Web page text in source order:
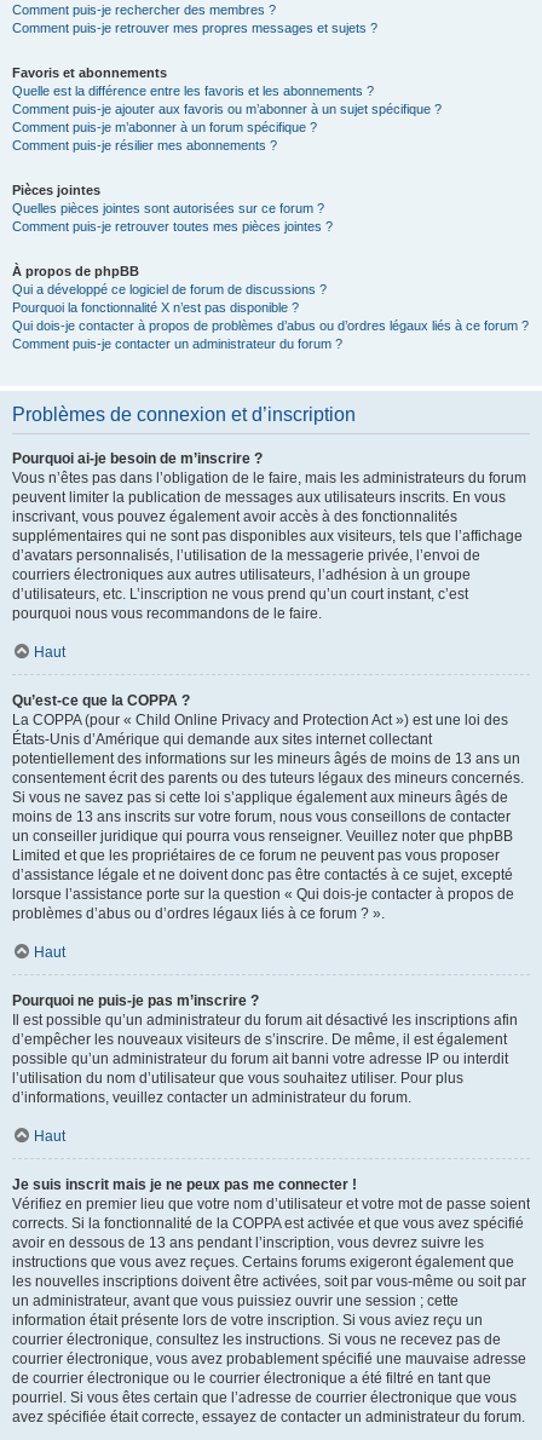
Comment puis-je rechercher des membres ?
Comment puis-je retrouver mes propres messages et sujets ?
Favoris et abonnements
Quelle est la différence entre les favoris et les abonnements ?
Comment puis-je ajouter aux favoris ou m’abonner à un sujet spécifique ?
Comment puis-je m’abonner à un forum spécifique ?
Comment puis-je résilier mes abonnements ?
Pièces jointes
Quelles pièces jointes sont autorisées sur ce forum ?
Comment puis-je retrouver toutes mes pièces jointes ?
À propos de phpBB
Qui a développé ce logiciel de forum de discussions ?
Pourquoi la fonctionnalité X n’est pas disponible ?
Qui dois-je contacter à propos de problèmes d’abus ou d’ordres légaux liés à ce forum ?
Comment puis-je contacter un administrateur du forum ?
Problèmes de connexion et d’inscription
Pourquoi ai-je besoin de m’inscrire ?
Vous n’êtes pas dans l’obligation de le faire, mais les administrateurs du forum
peuvent limiter la publication de messages aux utilisateurs inscrits. En vous
inscrivant, vous pouvez également avoir accès à des fonctionnalités
supplémentaires qui ne sont pas disponibles aux visiteurs, tels que l’affichage
d’avatars personnalisés, l’utilisation de la messagerie privée, l’envoi de
courriers électroniques aux autres utilisateurs, l’adhésion à un groupe
d’utilisateurs, etc. L’inscription ne vous prend qu’un court instant, c’est
pourquoi nous vous recommandons de le faire.
Haut
Qu’est-ce que la COPPA ?
La COPPA (pour « Child Online Privacy and Protection Act ») est une loi des
États-Unis d’Amérique qui demande aux sites internet collectant
potentiellement des informations sur les mineurs âgés de moins de 13 ans un
consentement écrit des parents ou des tuteurs légaux des mineurs concernés.
Si vous ne savez pas si cette loi s’applique également aux mineurs âgés de
moins de 13 ans inscrits sur votre forum, nous vous conseillons de contacter
un conseiller juridique qui pourra vous renseigner. Veuillez noter que phpBB
Limited et que les propriétaires de ce forum ne peuvent pas vous proposer
d’assistance légale et ne doivent donc pas être contactés à ce sujet, excepté
lorsque l’assistance porte sur la question « Qui dois-je contacter à propos de
problèmes d’abus ou d’ordres légaux liés à ce forum ? ».
Haut
Pourquoi ne puis-je pas m’inscrire ?
Il est possible qu’un administrateur du forum ait désactivé les inscriptions afin
d’empêcher les nouveaux visiteurs de s’inscrire. De même, il est également
possible qu’un administrateur du forum ait banni votre adresse IP ou interdit
l’utilisation du nom d’utilisateur que vous souhaitez utiliser. Pour plus
d’informations, veuillez contacter un administrateur du forum.
Haut
Je suis inscrit mais je ne peux pas me connecter !
Vérifiez en premier lieu que votre nom d’utilisateur et votre mot de passe soient
corrects. Si la fonctionnalité de la COPPA est activée et que vous avez spécifié
avoir en dessous de 13 ans pendant l’inscription, vous devrez suivre les
instructions que vous avez reçues. Certains forums exigeront également que
les nouvelles inscriptions doivent être activées, soit par vous-même ou soit par
un administrateur, avant que vous puissiez ouvrir une session ; cette
information était présente lors de votre inscription. Si vous aviez reçu un
courrier électronique, consultez les instructions. Si vous ne recevez pas de
courrier électronique, vous avez probablement spécifié une mauvaise adresse
de courrier électronique ou le courrier électronique a été filtré en tant que
pourriel. Si vous êtes certain que l’adresse de courrier électronique que vous
avez spécifiée était correcte, essayez de contacter un administrateur du forum.